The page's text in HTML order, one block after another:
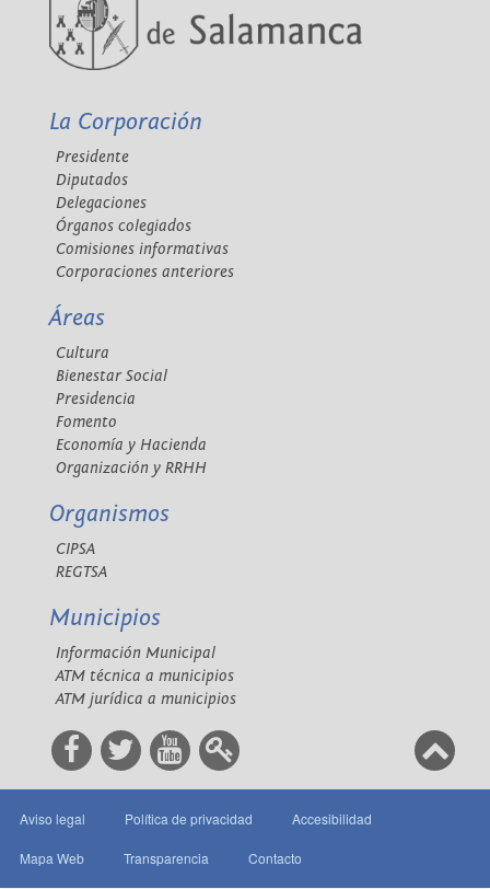
La Corporación
Presidente
Diputados
Delegaciones
Órganos colegiados
Comisiones informativas
Corporaciones anteriores
Áreas
Cultura
Bienestar Social
Presidencia
Fomento
Economía y Hacienda
Organización y RRHH
Organismos
CIPSA
REGTSA
Municipios
Información Municipal
ATM técnica a municipios
ATM jurídica a municipios
Aviso legal Política de privacidad Accesibilidad
Mapa Web Transparencia Contacto